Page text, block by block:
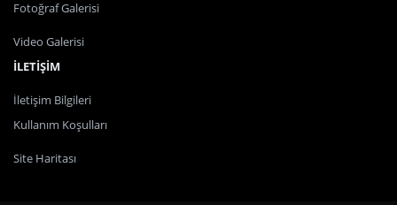
Fotoğraf Galerisi
Video Galerisi
İLETİŞİM
İletişim Bilgileri
Kullanım Koşulları
Site Haritası